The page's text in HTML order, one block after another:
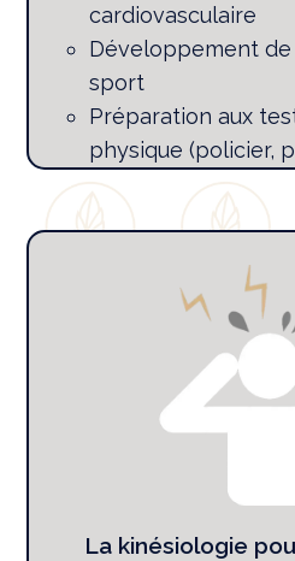
cardiovasculaire
Développement
sport
Préparation aux
physique (policier,
La kinésiologie